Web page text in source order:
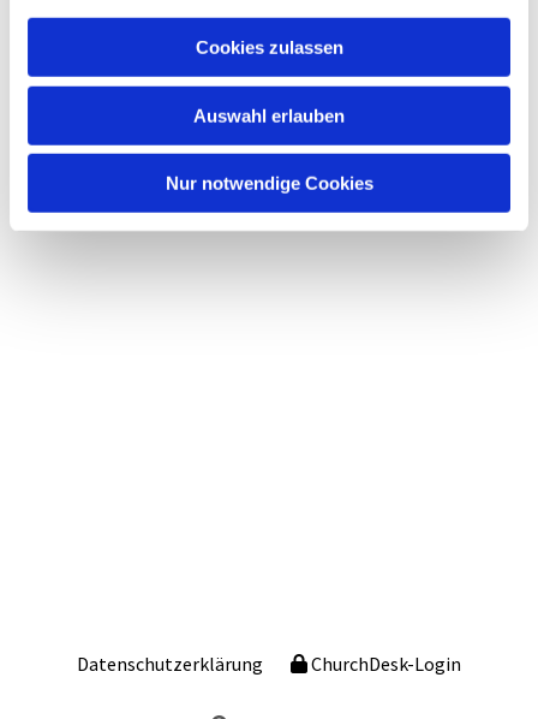
Cookies zulassen
Auswahl erlauben
Nur notwendige Cookies
Datenschutzerklärung ChurchDesk-Login